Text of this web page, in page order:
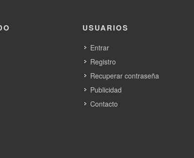
USUARIOS
Entrar
Registro
Recuperar contraseña
Publicidad
Contacto